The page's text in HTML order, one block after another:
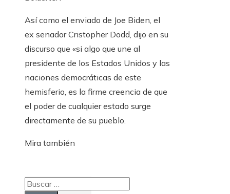
Así como el enviado de Joe Biden, el
ex senador Cristopher Dodd, dijo en su
discurso que «si algo que une al
presidente de los Estados Unidos y las
naciones democráticas de este
hemisferio, es la firme creencia de que
el poder de cualquier estado surge
directamente de su pueblo.
Mira también
Buscar: